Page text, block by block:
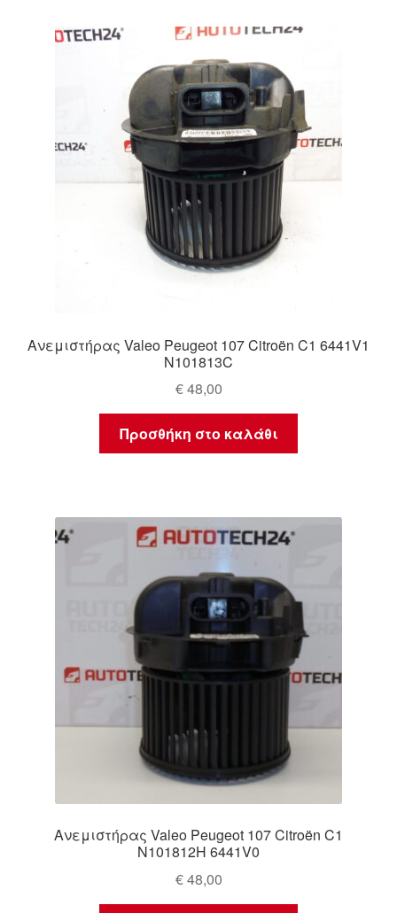
Ανεμιστήρας Valeo Peugeot 107 Citroën C1 6441V1
N101813C
€48,00
Προσθήκη στο καλάθι
Ανεμιστήρας Valeo Peugeot 107 Citroën C1
N101812H 6441V0
€48,00